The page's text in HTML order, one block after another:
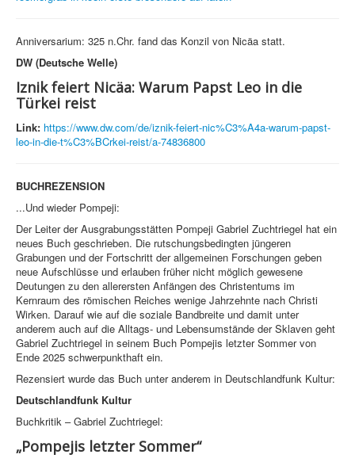
Anniversarium: 325 n.Chr. fand das Konzil von Nicäa statt.
DW (Deutsche Welle)
Iznik feiert Nicäa: Warum Papst Leo in die
Türkei reist
Link: https://www.dw.com/de/iznik-feiert-nic%C3%A4a-warum-papst-
leo-in-die-t%C3%BCrkei-reist/a-74836800
BUCHREZENSION
...Und wieder Pompeji:
Der Leiter der Ausgrabungsstätten Pompeji Gabriel Zuchtriegel hat ein
neues Buch geschrieben. Die rutschungsbedingten jüngeren
Grabungen und der Fortschritt der allgemeinen Forschungen geben
neue Aufschlüsse und erlauben früher nicht möglich gewesene
Deutungen zu den allerersten Anfängen des Christentums im
Kernraum des römischen Reiches wenige Jahrzehnte nach Christi
Wirken. Darauf wie auf die soziale Bandbreite und damit unter
anderem auch auf die Alltags- und Lebensumstände der Sklaven geht
Gabriel Zuchtriegel in seinem Buch Pompejis letzter Sommer von
Ende 2025 schwerpunkthaft ein.
Rezensiert wurde das Buch unter anderem in Deutschlandfunk Kultur:
Deutschlandfunk Kultur
Buchkritik – Gabriel Zuchtriegel:
„Pompejis letzter Sommer“